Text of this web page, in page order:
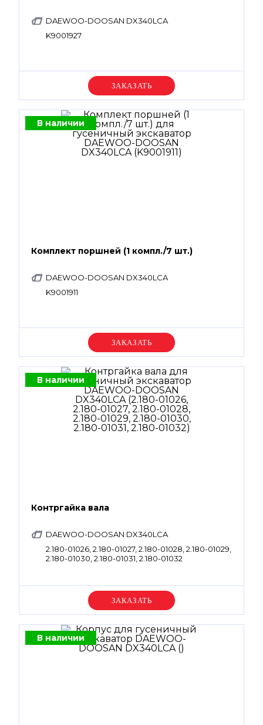
DAEWOO-DOOSAN DX340LCA
K9001927
Уточняйте цену
В наличии
Комплект поршней (1 компл./7 шт.)
DAEWOO-DOOSAN DX340LCA
K9001911
Уточняйте цену
В наличии
Контргайка вала
DAEWOO-DOOSAN DX340LCA
2.180-01026, 2.180-01027, 2.180-01028, 2.180-01029,
2.180-01030, 2.180-01031, 2.180-01032
Уточняйте цену
В наличии